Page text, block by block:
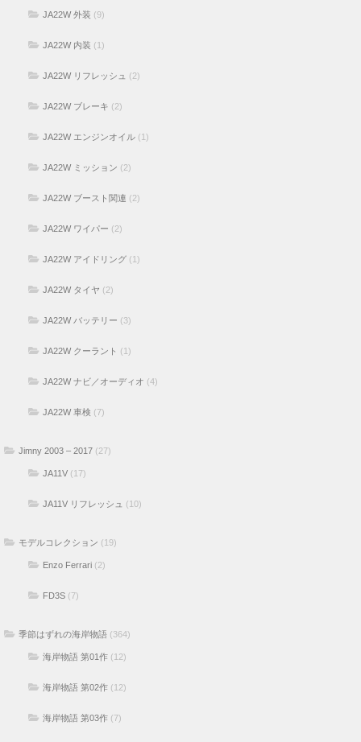
JA22W 外装 (9)
JA22W 内装 (1)
JA22W リフレッシュ (2)
JA22W ブレーキ (2)
JA22W エンジンオイル (1)
JA22W ミッション (2)
JA22W ブースト関連 (2)
JA22W ワイパー (2)
JA22W アイドリング (1)
JA22W タイヤ (2)
JA22W バッテリー (3)
JA22W クーラント (1)
JA22W ナビ／オーディオ (4)
JA22W 車検 (7)
Jimny 2003 – 2017 (27)
JA11V (17)
JA11V リフレッシュ (10)
モデルコレクション (19)
Enzo Ferrari (2)
FD3S (7)
季節はずれの海岸物語 (364)
海岸物語 第01作 (12)
海岸物語 第02作 (12)
海岸物語 第03作 (7)